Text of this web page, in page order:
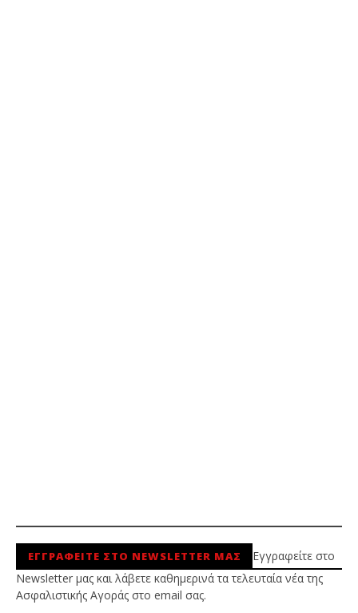
ΕΓΓΡΑΦΕΙΤΕ ΣΤΟ NEWSLETTER ΜΑΣ
Εγγραφείτε στο
Newsletter μας και λάβετε καθημερινά τα τελευταία νέα της
Ασφαλιστικής Αγοράς στο email σας.